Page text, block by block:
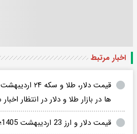
اخبار مرتبط
ها در بازار طلا و دلار در انتظار
قیمت دلار و ارز 23 اردیبهشت 1405؛ قیمت دلار منجمد شد